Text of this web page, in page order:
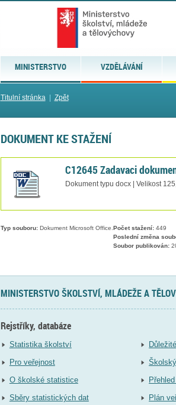
MINISTERSTVO VZDĚLÁVÁNÍ
Titulní stránka| Zpět
DOKUMENT KE STAŽENÍ
C12645 Zadavaci
Dokument typu docx | Velikost
Typ souboru:Dokument Microsoft Office. Počet stažení:449
Poslední změna
Soubor publikován:
MINISTERSTVO ŠKOLSTVÍ, MLÁDEŽE A
Rejstříky, databáze
Statistika školství
Pro veřejnost
O školské statistice
Sběry statistických dat
Plán